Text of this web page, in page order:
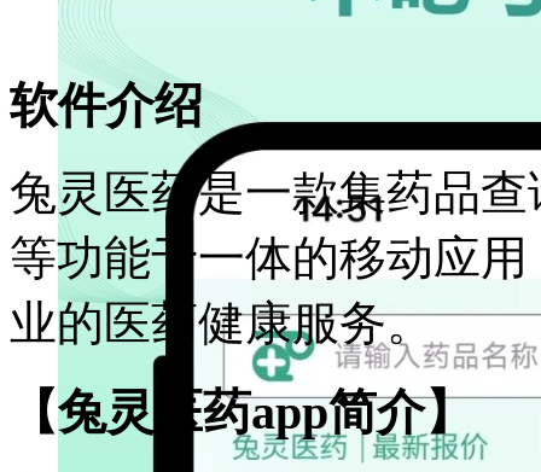
软件介绍
兔灵医药是一款集药品
等功能于一体的移动应
业的医药健康服务。
【兔灵医药app简介】